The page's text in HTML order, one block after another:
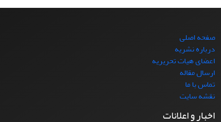
صفحه اصلی
درباره نشریه
اعضای هیات تحریریه
ارسال مقاله
تماس با ما
نقشه سایت
اخبار و اعلانات